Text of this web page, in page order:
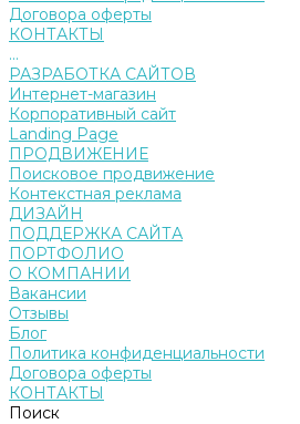
Договора оферты
КОНТАКТЫ
...
РАЗРАБОТКА САЙТОВ
Интернет-магазин
Корпоративный сайт
Landing Page
ПРОДВИЖЕНИЕ
Поисковое продвижение
Контекстная реклама
ДИЗАЙН
ПОДДЕРЖКА САЙТА
ПОРТФОЛИО
О КОМПАНИИ
Вакансии
Отзывы
Блог
Политика конфиденциальности
Договора оферты
КОНТАКТЫ
Поиск